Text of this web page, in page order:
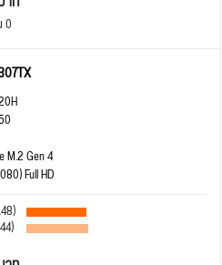
0
M.2 Gen 4
Full HD